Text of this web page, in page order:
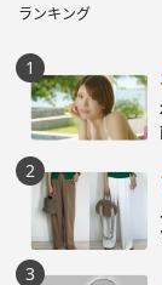
ランキング